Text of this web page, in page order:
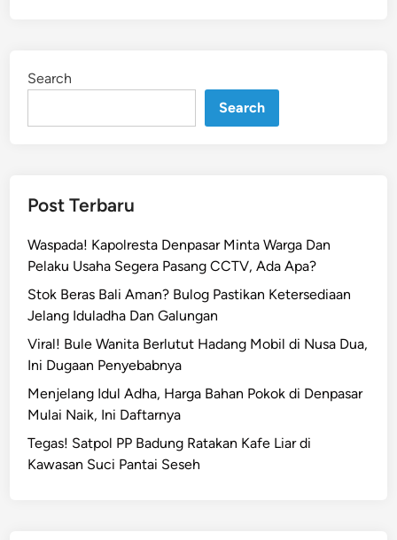
Search
Search
Post Terbaru
Waspada! Kapolresta Denpasar Minta Warga Dan
Pelaku Usaha Segera Pasang CCTV, Ada Apa?
Stok Beras Bali Aman? Bulog Pastikan Ketersediaan
Jelang Iduladha Dan Galungan
Viral! Bule Wanita Berlutut Hadang Mobil di Nusa Dua,
Ini Dugaan Penyebabnya
Menjelang Idul Adha, Harga Bahan Pokok di Denpasar
Mulai Naik, Ini Daftarnya
Tegas! Satpol PP Badung Ratakan Kafe Liar di
Kawasan Suci Pantai Seseh